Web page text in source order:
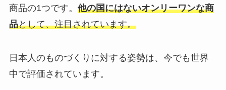
商品の1つです。 他の国にはないオンリーワンな商
品として、注目されています。
日本人のものづくりに対する姿勢は、今でも世界
中で評価されています。